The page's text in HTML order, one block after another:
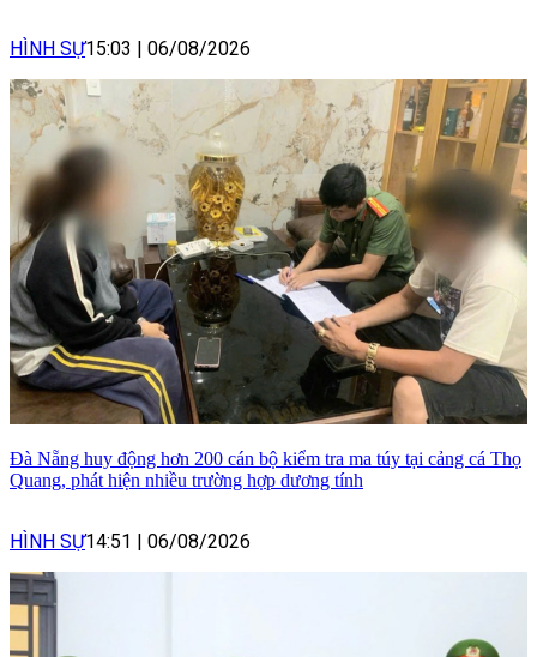
HÌNH SỰ15:03 06/08/2026
Đà Nẵng huy động hơn 200 cán bộ kiểm tra ma túy tại cảng cá Thọ
Quang, phát hiện nhiều trường hợp dương tính
HÌNH SỰ14:51 06/08/2026